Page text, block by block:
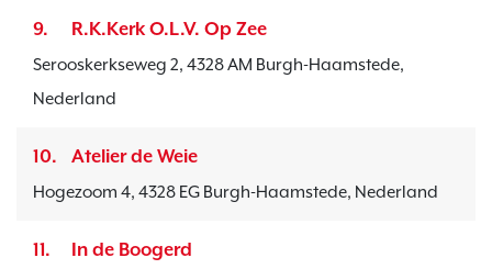
9. R.K.Kerk O.L.V. Op Zee
Serooskerkseweg 2, 4328 AM Burgh-Haamstede,
Nederland
10. Atelier de Weie
Hogezoom 4, 4328 EG Burgh-Haamstede, Nederland
11. In de Boogerd